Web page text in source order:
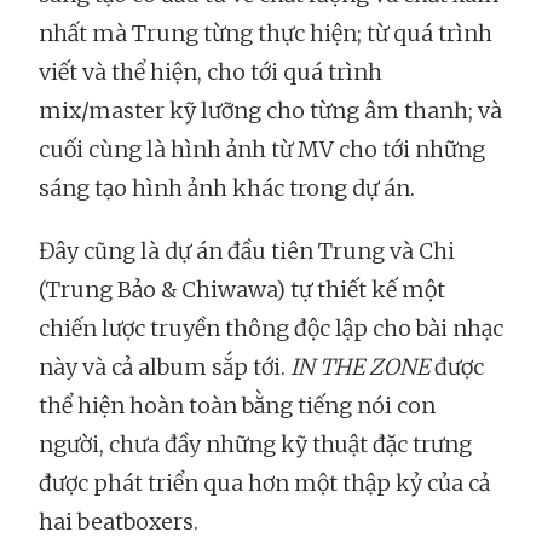
nhất mà Trung từng thực hiện; từ quá trình
viết và thể hiện, cho tới quá trình
mix/master kỹ lưỡng cho từng âm thanh; và
cuối cùng là hình ảnh từ MV cho tới những
sáng tạo hình ảnh khác trong dự án.
Đây cũng là dự án đầu tiên Trung và Chi
(Trung Bảo & Chiwawa) tự thiết kế một
chiến lược truyền thông độc lập cho bài nhạc
này và cả album sắp tới. IN THE ZONEđược
thể hiện hoàn toàn bằng tiếng nói con
người, chưa đầy những kỹ thuật đặc trưng
được phát triển qua hơn một thập kỷ của cả
hai beatboxers.